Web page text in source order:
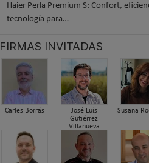
Haier Perla Premium S: Confort,
tecnología para…
FIRMAS INVITADAS
Carles Borrás
José Luis
Gutiérrez
Villanueva
Susana